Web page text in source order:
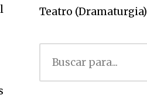
Teatro (Dramaturgia)